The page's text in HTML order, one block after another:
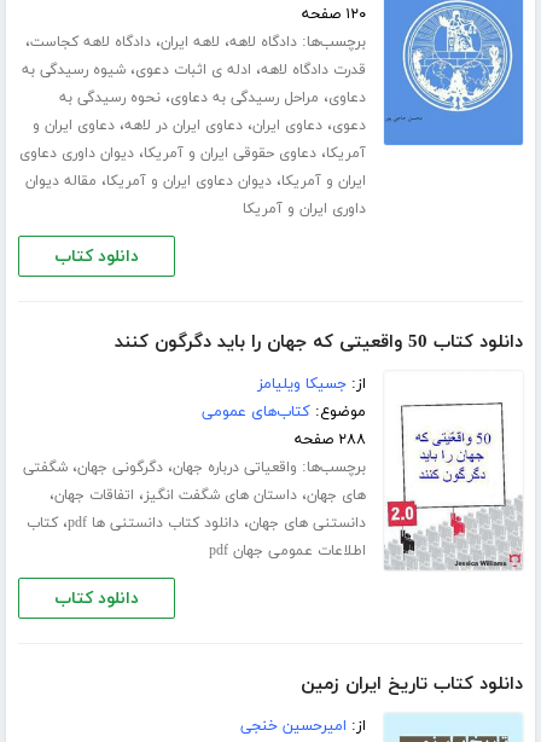
۱۲۰ صفحه
برچسب‌ها:دادگاه لاهه، لاهه ایران،دادگاه لاهه کجاست،
قدرت دادگاه لاهه، ادله ی اثبات دعوی،شیوه رسیدگی به
دعاوی، مراحل رسیدگی به دعاوی،نحوه رسیدگی به
دعوی،دعاوی ایران،دعاوی ایران در لاهه،دعاوی ایران و
آمریکا،دعاوی حقوقی ایران و آمریکا،دیوان داوری دعاوی
ایران و آمریکا،دیوان دعاوی ایران و آمریکا، مقاله دیوان
داوری ایران و آمریکا
دانلود کتاب
دانلود کتاب 50 واقعیتی که جهان را باید دگرگون کنند
از:جسیکا ویلیامز
موضوع:کتاب‌های عمومی
۲۸۸ صفحه
برچسب‌ها: واقعیاتی درباره جهان،دگرگونی جهان،شگفتی
های جهان،داستان های شگفت انگیز، اتفاقات جهان،
دانستنی های جهان،دانلود کتاب دانستنی ها pdf ،کتاب
اطلاعات عمومی جهان pdf
دانلود کتاب
دانلود کتاب تاریخ ایران زمین
از: امیرحسین خنجی